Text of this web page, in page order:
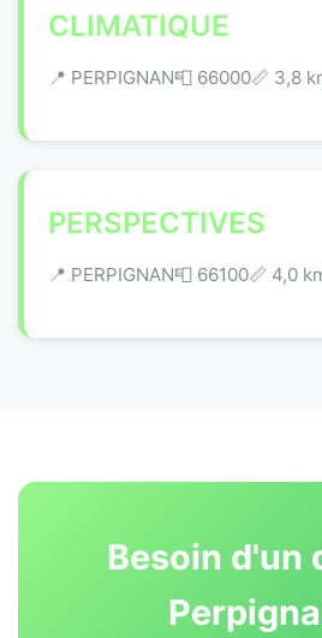
CLIMATIQUE
📍 PERPIGNAN📮 66000📏 3,8
PERSPECTIVES
📍 PERPIGNAN📮 66100📏 4,0
Besoin d'un